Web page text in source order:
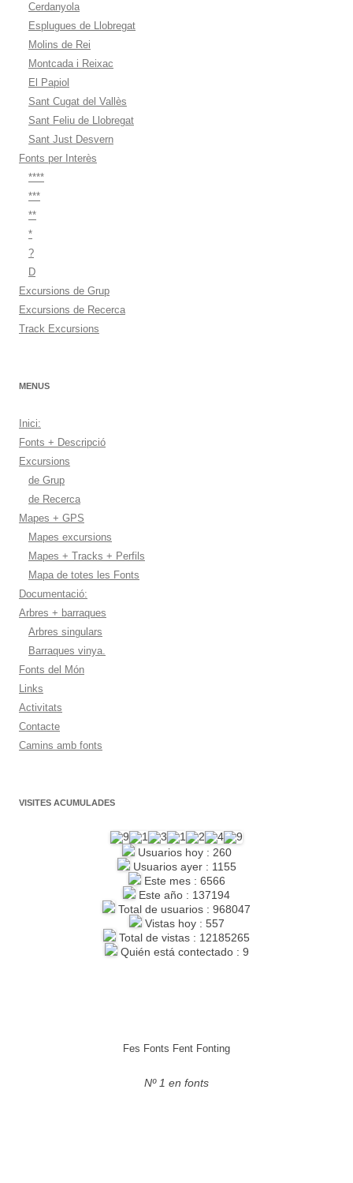
Cerdanyola
Esplugues de Llobregat
Molins de Rei
Montcada i Reixac
El Papiol
Sant Cugat del Vallès
Sant Feliu de Llobregat
Sant Just Desvern
Fonts per Interès
****
***
**
*
?
D
Excursions de Grup
Excursions de Recerca
Track Excursions
MENUS
Inici:
Fonts + Descripció
Excursions
de Grup
de Recerca
Mapes + GPS
Mapes excursions
Mapes + Tracks + Perfils
Mapa de totes les Fonts
Documentació:
Arbres + barraques
Arbres singulars
Barraques vinya.
Fonts del Món
Links
Activitats
Contacte
Camins amb fonts
VISITES ACUMULADES
Usuarios hoy : 260
Usuarios ayer : 1155
Este mes : 6566
Este año : 137194
Total de usuarios : 968047
Vistas hoy : 557
Total de vistas : 12185265
Quién está contectado : 9
Fes Fonts Fent Fonting
Nº 1 en fonts